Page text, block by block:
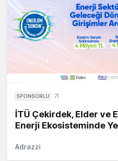
SPONSORLU
İTÜ Çekirdek, Elder ve
Enerji Ekosisteminde
Adrazzi